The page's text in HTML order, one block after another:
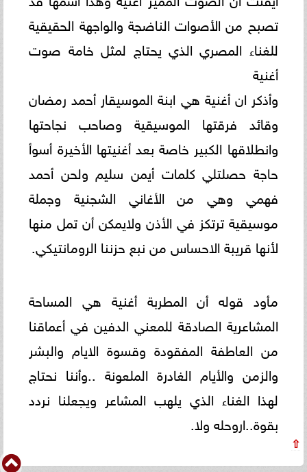
تصبح من الأصوات الناضجة والواجهة الحقيقية
للغناء المصري الذي يحتاج لمثل خامة صوت
أغنية
وأذكر ان أغنية هي ابنة الموسيقار أحمد رمضان
وقائد فرقتها الموسيقية وصاحب نجاحتها
وانطلاقها الكبير خاصة بعد أغنيتها الأخيرة أسوأ
حاجة حصلتلي كلمات أيمن سليم ولحن أحمد
فهمي وهي من الأغاني الشجنية وجملة
موسيقية ترتكز في الأذن ولايمكن أن تمل منها
لأنها قريبة الاحساس من نبع حزننا الرومانتيكي.
مأود قوله أن المطربة أغنية هي المساحة
المشاعرية الصادقة للمعني الدفين في أعماقنا
من العاطفة المفقودة وقسوة الايام والبشر
والزمن والأيام الغادرة الملعونة ..وأننا نحتاج
لهذا الغناء الذي يلهب المشاعر ويجعلنا نردد
بقوة..اروحله ولا.
⇧